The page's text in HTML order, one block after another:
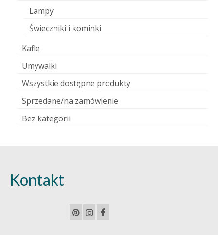
Lampy
Świeczniki i kominki
Kafle
Umywalki
Wszystkie dostępne produkty
Sprzedane/na zamówienie
Bez kategorii
Kontakt